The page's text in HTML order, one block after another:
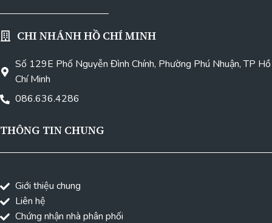
CHI NHÁNH HỒ CHÍ MINH
Số 129E Phố Nguyễn Đình Chính, Phường Phú Nhuận, TP Hồ
Chí Minh
086.636.4286
THÔNG TIN CHUNG
Giới thiệu chung
Liên hệ
Chứng nhận nhà phân phối